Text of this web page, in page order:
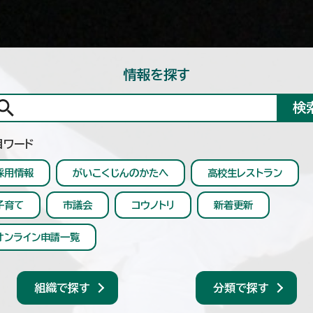
情報を探す
検
ワード
用情報 がいこくじんのかたへ 高校生レストラン
育て 市議会 コウノトリ 新着更新
ンライン申請一覧
組織で探す 分類で探す